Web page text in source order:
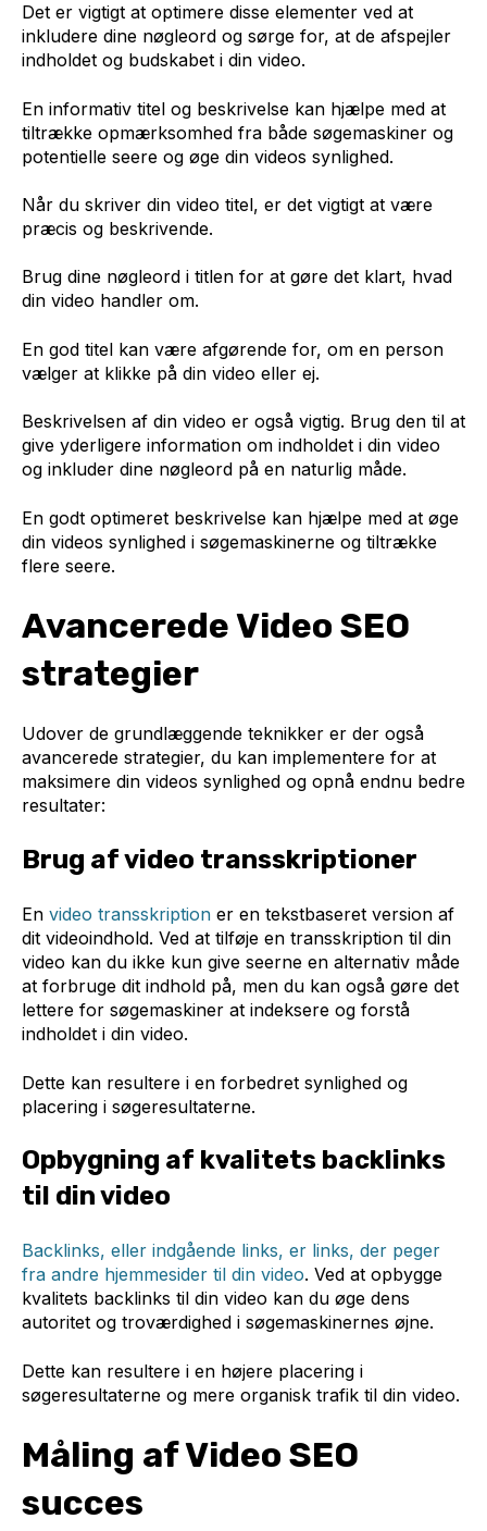
Det er vigtigt at optimere disse elementer ved at
inkludere dine nøgleord og sørge for, at de afspejler
indholdet og budskabet i din video.
En informativ titel og beskrivelse kan hjælpe med at
tiltrække opmærksomhed fra både søgemaskiner og
potentielle seere og øge din videos synlighed.
Når du skriver din video titel, er det vigtigt at være
præcis og beskrivende.
Brug dine nøgleord i titlen for at gøre det klart, hvad
din video handler om.
En god titel kan være afgørende for, om en person
vælger at klikke på din video eller ej.
Beskrivelsen af din video er også vigtig. Brug den til at
give yderligere information om indholdet i din video
og inkluder dine nøgleord på en naturlig måde.
En godt optimeret beskrivelse kan hjælpe med at øge
din videos synlighed i søgemaskinerne og tiltrække
flere seere.
Avancerede Video SEO
strategier
Udover de grundlæggende teknikker er der også
avancerede strategier, du kan implementere for at
maksimere din videos synlighed og opnå endnu bedre
resultater:
Brug af video transskriptioner
En video transskription er en tekstbaseret version af
dit videoindhold. Ved at tilføje en transskription til din
video kan du ikke kun give seerne en alternativ måde
at forbruge dit indhold på, men du kan også gøre det
lettere for søgemaskiner at indeksere og forstå
indholdet i din video.
Dette kan resultere i en forbedret synlighed og
placering i søgeresultaterne.
Opbygning af kvalitets backlinks
til din video
Backlinks, eller indgående links, er links, der peger
fra andre hjemmesider til din video. Ved at opbygge
kvalitets backlinks til din video kan du øge dens
autoritet og troværdighed i søgemaskinernes øjne.
Dette kan resultere i en højere placering i
søgeresultaterne og mere organisk trafik til din video.
Måling af Video SEO
succes